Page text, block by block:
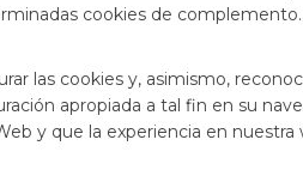
cookies de complemento.
las cookies y, asimismo,
apropiada a tal fin en su
y que la experiencia en